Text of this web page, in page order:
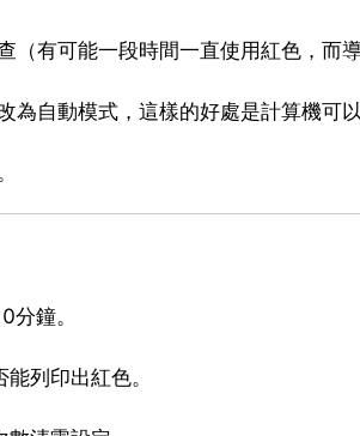
（有可能一段時間一直使用紅色，而
為自動模式，這樣的好處是計算機可以
鐘。
列印出紅色。